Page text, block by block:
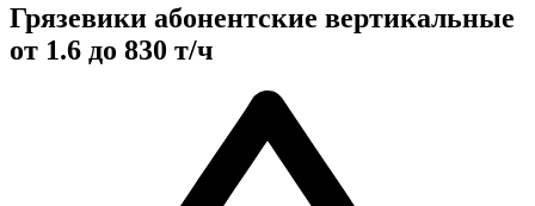
Грязевики абонентские вертикальные
от 1.6 до 830 т/ч